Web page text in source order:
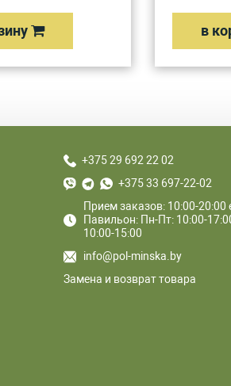
в
+375 29 692 22 02
+375 33 697-22-02
Прием заказов: 10:00-20:00
Павильон: Пн-Пт: 10:00-
10:00-15:00
info@pol-minska.by
Замена и возврат товара